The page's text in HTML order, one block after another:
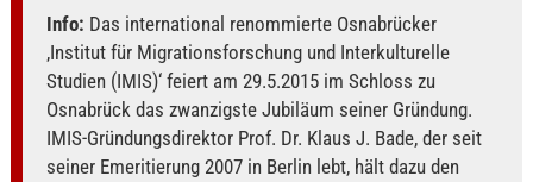
Info: Das international renommierte Osnabrücker
‚Institut für Migrationsforschung und Interkulturelle
Studien (IMIS)‘ feiert am 29.5.2015 im Schloss zu
Osnabrück das zwanzigste Jubiläum seiner Gründung.
IMIS-Gründungsdirektor Prof. Dr. Klaus J. Bade, der seit
seiner Emeritierung 2007 in Berlin lebt, hält dazu den